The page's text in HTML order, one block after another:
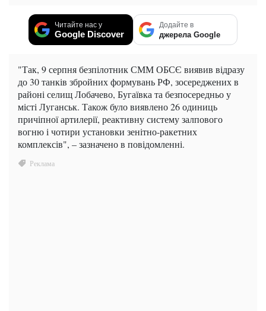
Читайте нас у
Google Discover
Додайте в
джерела Google
"Так, 9 серпня безпілотник СММ ОБСЄ виявив відразу
до 30 танків збройних формувань РФ, зосереджених в
районі селищ Лобачево, Бугаївка та безпосередньо у
місті Луганськ. Також було виявлено 26 одиниць
причіпної артилерії, реактивну систему залпового
вогню і чотири установки зенітно-ракетних
комплексів", – зазначено в повідомленні.